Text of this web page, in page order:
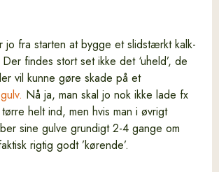
jo fra starten at bygge et slidstærkt kalk-
findes stort set ikke det ‘uheld’, de
vil kunne gøre skade på et
Nå ja, man skal jo nok ikke lade fx
helt ind, men hvis man i øvrigt
sine gulve grundigt 2-4 gange om
rigtig godt ’kørende’.